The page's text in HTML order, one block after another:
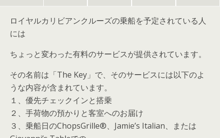
ロイヤルカリビアンクルーズの乗船を予定されている人
には
ちょっと変わった有料のサービスが提供されています。
その名前は「The Key」で、そのサービスには以下のよ
うな内容が含まれています。
１、優先チェックインと搭乗
２、手荷物の預かりと客室へのお届け
３、乗船日のChopsGrille®、Jamie’s Italian、または